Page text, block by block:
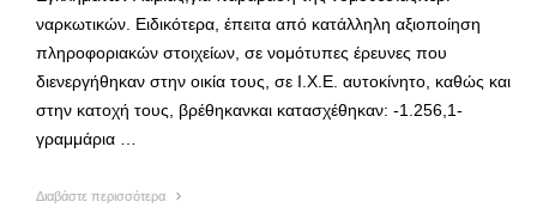
ναρκωτικών. Ειδικότερα, έπειτα από κατάλληλη αξιοποίηση
πληροφοριακών στοιχείων, σε νομότυπες έρευνες που
διενεργήθηκαν στην οικία τους, σε Ι.Χ.Ε. αυτοκίνητο, καθώς και
στην κατοχή τους, βρέθηκανκαι κατασχέθηκαν: -1.256,1-
γραμμάρια …
Διαβάστε περισσότερα